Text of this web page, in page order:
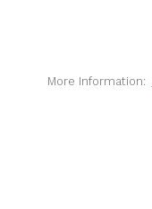
More Information: